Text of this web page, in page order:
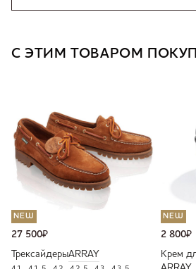
С ЭТИМ ТОВАРОМ
NEW
27 500₽
ТрексайдерыARRAY
NEW
2 800₽
Крем